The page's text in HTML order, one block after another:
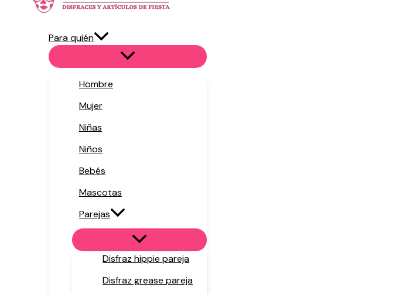
Para quién
Hombre
Mujer
Niñas
Niños
Bebés
Mascotas
Parejas
Disfraz hippie pareja
Disfraz grease pareja